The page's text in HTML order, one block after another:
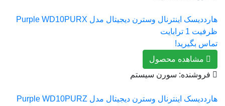
هارددیسک اینترنال وسترن دیجیتال مدل Purple WD10PURX
ظرفیت 1 ترابایت
تماس بگیرید!
مشاهده محصول
فروشنده: سورن سیستم
هارددیسک اینترنال وسترن دیجیتال مدل Purple WD10PURZ